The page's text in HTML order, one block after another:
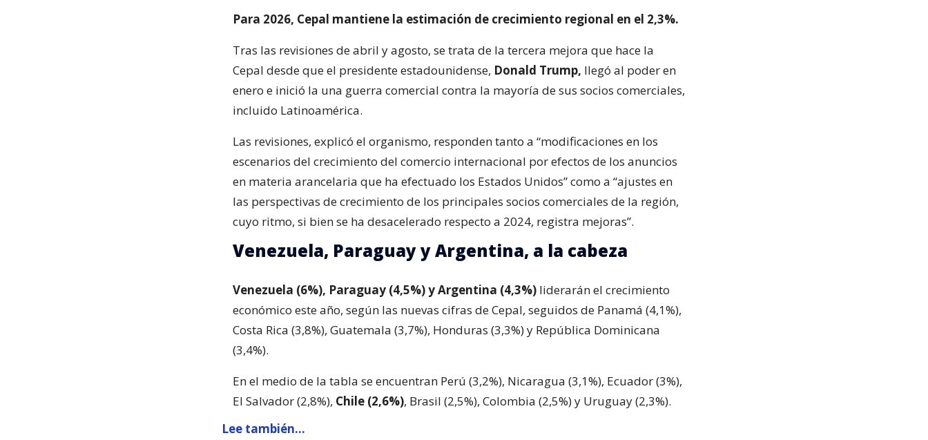
Para 2026, Cepal mantiene la estimación de crecimiento regional en el 2,3%.
Tras las revisiones de abril y agosto, se trata de la tercera mejora que hace la
Cepal desde que el presidente estadounidense, Donald Trump, llegó al poder en
enero e inició la una guerra comercial contra la mayoría de sus socios comerciales,
incluido Latinoamérica.
Las revisiones, explicó el organismo, responden tanto a “modificaciones en los
escenarios del crecimiento del comercio internacional por efectos de los anuncios
en materia arancelaria que ha efectuado los Estados Unidos” como a “ajustes en
las perspectivas de crecimiento de los principales socios comerciales de la región,
cuyo ritmo, si bien se ha desacelerado respecto a 2024, registra mejoras”.
Venezuela, Paraguay y Argentina, a la cabeza
Venezuela (6%), Paraguay (4,5%) y Argentina (4,3%) liderarán el crecimiento
económico este año, según las nuevas cifras de Cepal, seguidos de Panamá (4,1%),
Costa Rica (3,8%), Guatemala (3,7%), Honduras (3,3%) y República Dominicana
(3,4%).
En el medio de la tabla se encuentran Perú (3,2%), Nicaragua (3,1%), Ecuador (3%),
El Salvador (2,8%), Chile (2,6%), Brasil (2,5%), Colombia (2,5%) y Uruguay (2,3%).
Lee también...